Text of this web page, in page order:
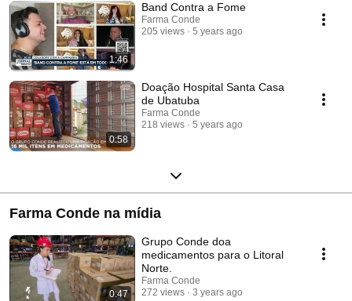
1:46
Band Contra a Fome
Farma Conde
205 views
5 years ago
0:58
Doação Hospital Santa Casa
de Ubatuba
Farma Conde
218 views
5 years ago
Farma Conde na mídia
0:47
Grupo Conde doa
medicamentos para o Litoral
Norte.
Farma Conde
272 views
3 years ago